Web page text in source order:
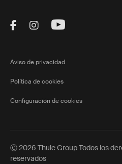
Visit Thule on
Visit Thule on
Visit Thule
Aviso de privacidad
Política de cookies
Configuración de cookies
Ⓒ 2026 Thule Group Todos los
reservados